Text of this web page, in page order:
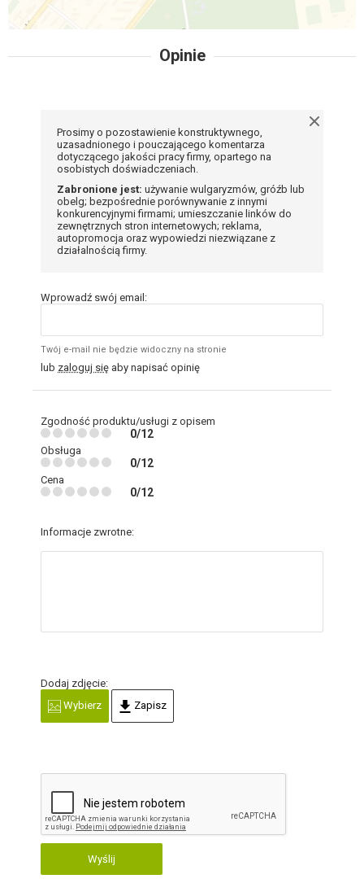
Opinie
Prosimy o pozostawienie konstruktywnego,
uzasadnionego i pouczającego komentarza
dotyczącego jakości pracy firmy, opartego na
osobistych doświadczeniach.
Zabronione jest: używanie wulgaryzmów, gróźb lub
obelg; bezpośrednie porównywanie z innymi
konkurencyjnymi firmami; umieszczanie linków do
zewnętrznych stron internetowych; reklama,
autopromocja oraz wypowiedzi niezwiązane z
działalnością firmy.
Wprowadź swój email:
Twój e-mail nie będzie widoczny na stronie
lub zaloguj się aby napisać opinię
Zgodność produktu/usługi z opisem
0/12
Obsługa
0/12
Cena
0/12
Informacje zwrotne:
Dodaj zdjęcie:
Wybierz
Zapisz
Wyślij